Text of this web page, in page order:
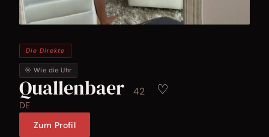
Die Direkte
🎯 Wie die Uhr
Quallenbaer 42 ♡
DE
Zum Profil